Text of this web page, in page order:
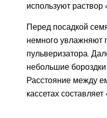
используют раствор
Перед посадкой
немного увлажняют
пульверизатора.
небольшие
Расстояние между
кассетах составляет